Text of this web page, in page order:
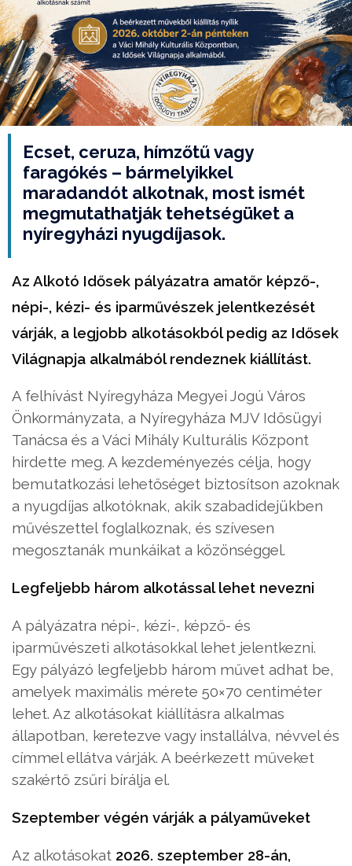
Ecset, ceruza, hímzőtű vagy
faragókés – bármelyikkel
maradandót alkotnak, most ismét
megmutathatják tehetségüket a
nyíregyházi nyugdíjasok.
Az Alkotó Idősek pályázatra amatőr képző-,
népi-, kézi- és iparművészek jelentkezését
várják, a legjobb alkotásokból pedig az Idősek
Világnapja alkalmából rendeznek kiállítást.
A felhívást Nyíregyháza Megyei Jogú Város
Önkormányzata, a Nyíregyháza MJV Idősügyi
Tanácsa és a Váci Mihály Kulturális Központ
hirdette meg. A kezdeményezés célja, hogy
bemutatkozási lehetőséget biztosítson azoknak
a nyugdíjas alkotóknak, akik szabadidejükben
művészettel foglalkoznak, és szívesen
megosztanák munkáikat a közönséggel.
Legfeljebb három alkotással lehet nevezni
A pályázatra népi-, kézi-, képző- és
iparművészeti alkotásokkal lehet jelentkezni.
Egy pályázó legfeljebb három művet adhat be,
amelyek maximális mérete 50×70 centiméter
lehet. Az alkotásokat kiállításra alkalmas
állapotban, keretezve vagy installálva, névvel és
címmel ellátva várják. A beérkezett műveket
szakértő zsűri bírálja el.
Szeptember végén várják a pályaműveket
Az alkotásokat 2026. szeptember 28-án,